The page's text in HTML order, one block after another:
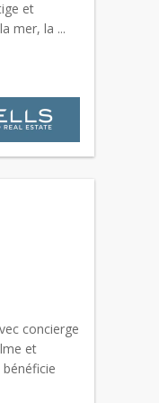
et
mer, la ...
concierge
et